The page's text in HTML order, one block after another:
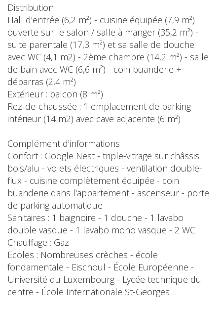
Distribution
Hall d'entrée (6,2 m²) - cuisine équipée (7,9 m²)
ouverte sur le salon / salle à manger (35,2 m²) -
suite parentale (17,3 m²) et sa salle de douche
avec WC (4,1 m2) - 2ème chambre (14,2 m²) - salle
de bain avec WC (6,6 m²) - coin buanderie +
débarras (2,4 m²)
Extérieur : balcon (8 m²)
Rez-de-chaussée : 1 emplacement de parking
intérieur (14 m2) avec cave adjacente (6 m²)
Complément d'informations
Confort : Google Nest - triple-vitrage sur châssis
bois/alu - volets électriques - ventilation double-
flux - cuisine complètement équipée - coin
buanderie dans l'appartement - ascenseur - porte
de parking automatique
Sanitaires : 1 baignoire - 1 douche - 1 lavabo
double vasque - 1 lavabo mono vasque - 2 WC
Chauffage : Gaz
Ecoles : Nombreuses crèches - école
fondamentale - Eischoul - École Européenne -
Université du Luxembourg - Lycée technique du
centre - École Internationale St-Georges